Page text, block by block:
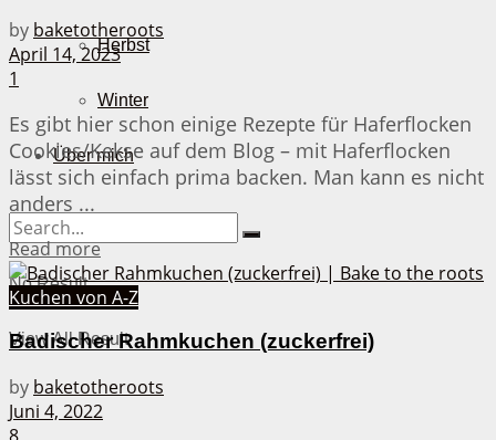
Herbst
Winter
Über mich
No Result
View All Result
by baketotheroots
April 14, 2023
1
Es gibt hier schon einige Rezepte für Haferflocken
Cookies/Kekse auf dem Blog – mit Haferflocken
lässt sich einfach prima backen. Man kann es nicht
anders ...
Read moreDetails
Kuchen von A-Z
Badischer Rahmkuchen (zuckerfrei)
by baketotheroots
Juni 4, 2022